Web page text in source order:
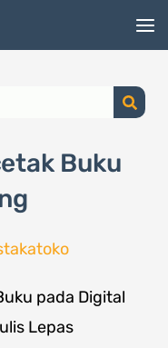
Buku